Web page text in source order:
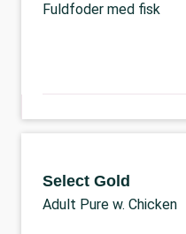
Fuldfoder med fisk
Select Gold
Adult Pure w. Chicken